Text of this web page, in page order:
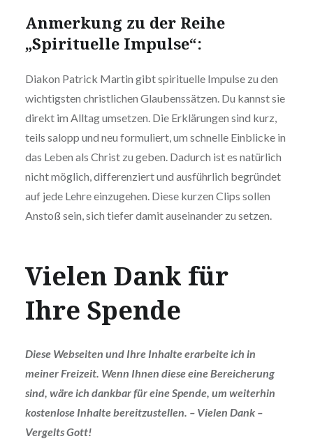
Anmerkung zu der Reihe
„Spirituelle Impulse“:
Diakon Patrick Martin gibt spirituelle Impulse zu den
wichtigsten christlichen Glaubenssätzen. Du kannst sie
direkt im Alltag umsetzen. Die Erklärungen sind kurz,
teils salopp und neu formuliert, um schnelle Einblicke in
das Leben als Christ zu geben. Dadurch ist es natürlich
nicht möglich, differenziert und ausführlich begründet
auf jede Lehre einzugehen. Diese kurzen Clips sollen
Anstoß sein, sich tiefer damit auseinander zu setzen.
Vielen Dank für
Ihre Spende
Diese Webseiten und Ihre Inhalte erarbeite ich in
meiner Freizeit. Wenn Ihnen diese eine Bereicherung
sind, wäre ich dankbar für eine Spende, um weiterhin
kostenlose Inhalte bereitzustellen. – Vielen Dank –
Vergelts Gott!